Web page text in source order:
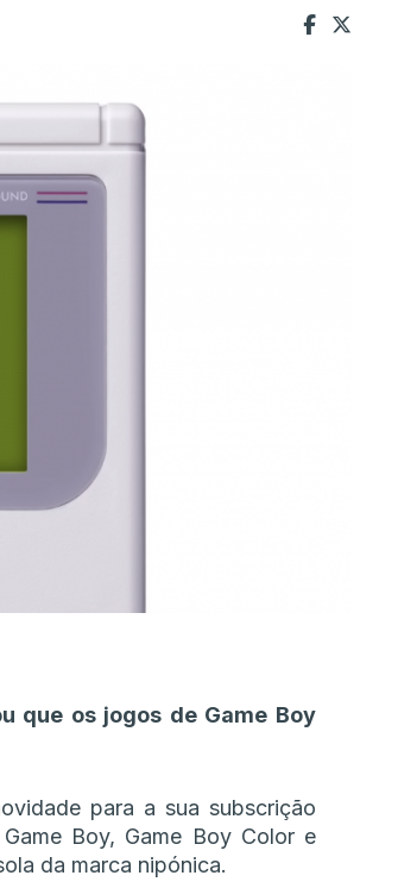
que os jogos de Game Boy
para a sua subscrição
Boy, Game Boy Color e
da marca nipónica.